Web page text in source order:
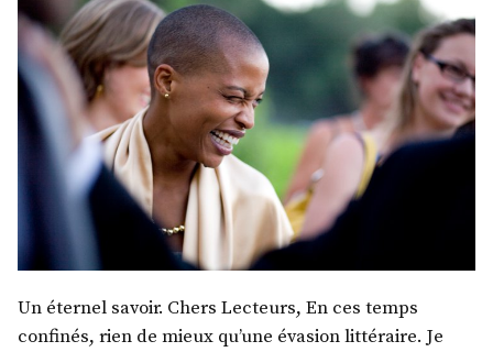
Un éternel savoir. Chers Lecteurs, En ces temps
confinés, rien de mieux qu’une évasion littéraire. Je